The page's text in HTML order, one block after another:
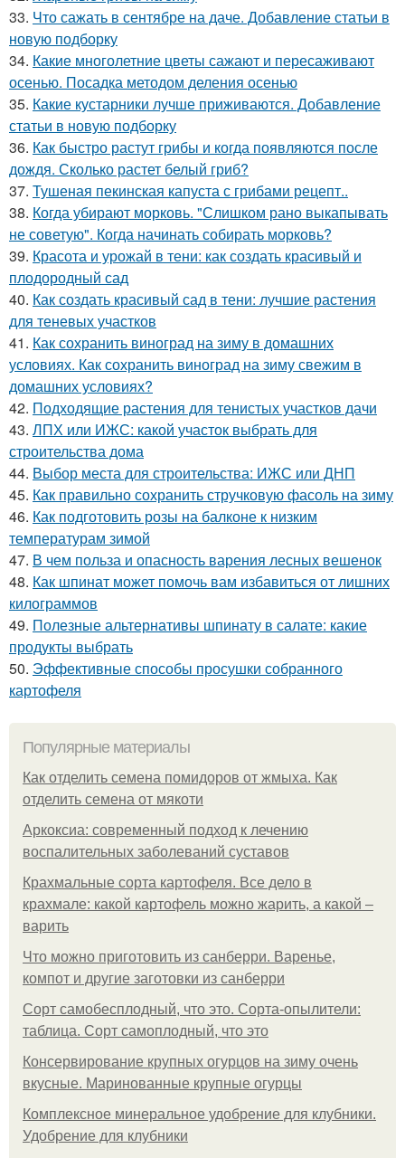
33. Что сажать в сентябре на даче. Добавление статьи в
новую подборку
34. Какие многолетние цветы сажают и пересаживают
осенью. Посадка методом деления осенью
35. Какие кустарники лучше приживаются. Добавление
статьи в новую подборку
36. Как быстро растут грибы и когда появляются после
дождя. Сколько растет белый гриб?
37. Тушеная пекинская капуста с грибами рецепт..
38. Когда убирают морковь. "Слишком рано выкапывать
не советую". Когда начинать собирать морковь?
39. Красота и урожай в тени: как создать красивый и
плодородный сад
40. Как создать красивый сад в тени: лучшие растения
для теневых участков
41. Как сохранить виноград на зиму в домашних
условиях. Как сохранить виноград на зиму свежим в
домашних условиях?
42. Подходящие растения для тенистых участков дачи
43. ЛПХ или ИЖС: какой участок выбрать для
строительства дома
44. Выбор места для строительства: ИЖС или ДНП
45. Как правильно сохранить стручковую фасоль на зиму
46. Как подготовить розы на балконе к низким
температурам зимой
47. В чем польза и опасность варения лесных вешенок
48. Как шпинат может помочь вам избавиться от лишних
килограммов
49. Полезные альтернативы шпинату в салате: какие
продукты выбрать
50. Эффективные способы просушки собранного
картофеля
Популярные материалы
Как отделить семена помидоров от жмыха. Как
отделить семена от мякоти
Аркоксиа: современный подход к лечению
воспалительных заболеваний суставов
Крахмальные сорта картофеля. Все дело в
крахмале: какой картофель можно жарить, а какой –
варить
Что можно приготовить из санберри. Варенье,
компот и другие заготовки из санберри
Сорт самобесплодный, что это. Сорта-опылители:
таблица. Сорт самоплодный, что это
Консервирование крупных огурцов на зиму очень
вкусные. Маринованные крупные огурцы
Комплексное минеральное удобрение для клубники.
Удобрение для клубники